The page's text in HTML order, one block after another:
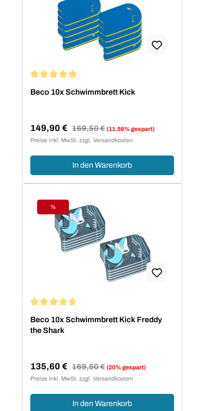
Beco 10x Schwimmbrett Kick
Verkaufspreis:
149,90 € Regulärer Preis:
169,50 € (11.56% gespart)
Preise inkl. MwSt. zzgl. Versandkosten
In den Warenkorb
Rabatt
%
Beco 10x Schwimmbrett Kick Freddy
the Shark
Verkaufspreis:
135,60 € Regulärer Preis:
169,50 € (20% gespart)
Preise inkl. MwSt. zzgl. Versandkosten
In den Warenkorb